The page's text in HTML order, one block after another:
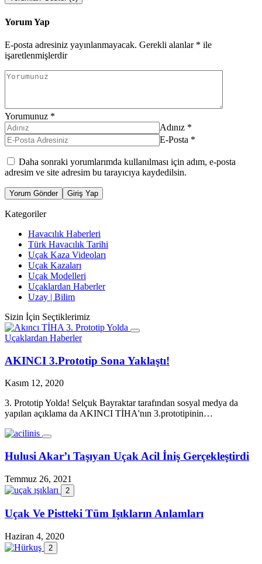
Yorum Yap
E-posta adresiniz yayınlanmayacak. Gerekli alanlar * ile
işaretlenmişlerdir
Yorumunuz *
Adınız *
E-Posta *
Daha sonraki yorumlarımda kullanılması için adım, e-posta
adresim ve site adresim bu tarayıcıya kaydedilsin.
Yorum Gönder Giriş Yap
Kategoriler
Havacılık Haberleri
Türk Havacılık Tarihi
Uçak Kaza Videoları
Uçak Kazaları
Uçak Modelleri
Uçaklardan Haberler
Uzay | Bilim
Sizin İçin Seçtiklerimiz
Uçaklardan Haberler
AKINCI 3.Prototip Sona Yaklaştı!
Kasım 12, 2020
3. Prototip Yolda! Selçuk Bayraktar tarafından sosyal medya da
yapılan açıklama da AKINCI TİHA'nın 3.prototipinin…
Hulusi Akar’ı Taşıyan Uçak Acil İniş Gerçekleştirdi
Temmuz 26, 2021
2
Uçak Ve Pistteki Tüm Işıkların Anlamları
Haziran 4, 2020
2